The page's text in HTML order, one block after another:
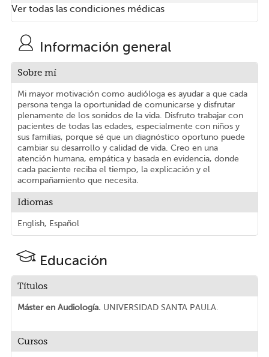
Ver todas las condiciones médicas
Información general
Sobre mí
Mi mayor motivación como audióloga es ayudar a que cada
persona tenga la oportunidad de comunicarse y disfrutar
plenamente de los sonidos de la vida. Disfruto trabajar con
pacientes de todas las edades, especialmente con niños y
sus familias, porque sé que un diagnóstico oportuno puede
cambiar su desarrollo y calidad de vida. Creo en una
atención humana, empática y basada en evidencia, donde
cada paciente reciba el tiempo, la explicación y el
acompañamiento que necesita.
Idiomas
English, Español
Educación
Títulos
Máster en Audiología. UNIVERSIDAD SANTA PAULA.
Cursos